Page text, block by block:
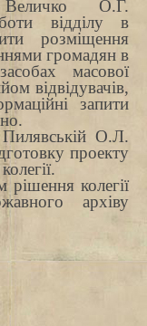
Величко О.Г.
відділу в
розміщення
громадян в
масової
відвідувачів,
запити
О.Л.
проекту
колегії
архіву